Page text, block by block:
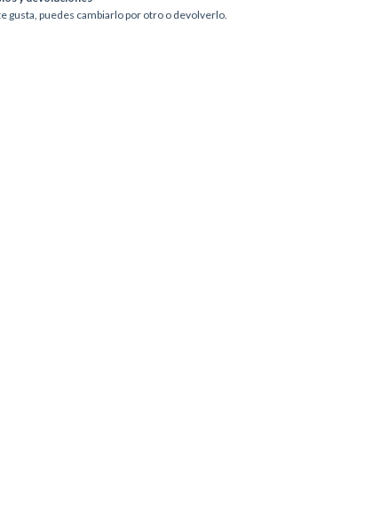
gusta, puedes cambiarlo por otro o devolverlo.